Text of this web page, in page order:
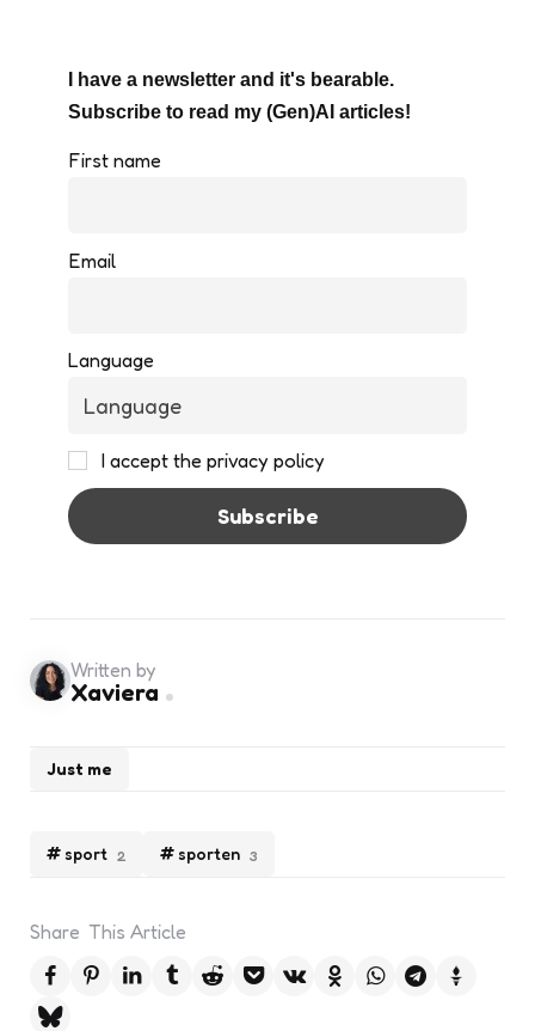
I have a newsletter and it's bearable.
Subscribe to read my (Gen)AI articles!
First name
Email
Language
I accept the privacy policy
sport 2 sporten 3
Just me
Written by
Xaviera
Share This Article